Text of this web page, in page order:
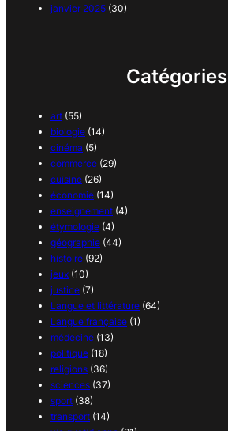
janvier 2025 (30)
Catégories
art (55)
biologie (14)
cinéma (5)
commerce (29)
cuisine (26)
économie (14)
enseignement (4)
étymologie (4)
géographie (44)
histoire (92)
jeux (10)
justice (7)
Langue et littérature (64)
Langue française (1)
médecine (13)
politique (18)
religions (36)
sciences (37)
sport (38)
transport (14)